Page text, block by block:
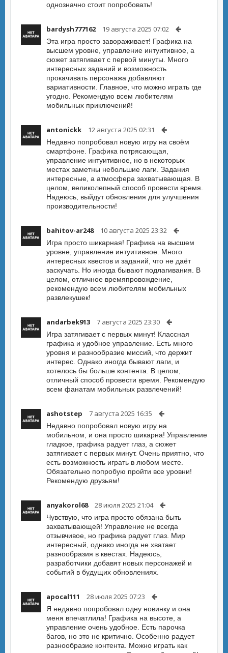
однозначно стоит попробовать!
bardysh777162 19 августа 2025 07:02
Эта игра просто завораживает! Графика на
высшем уровне, управление интуитивное, а
сюжет затягивает с первой минуты. Много
интересных заданий и возможность
прокачивать персонажа добавляют
вариативности. Главное, что можно играть где
угодно. Рекомендую всем любителям
мобильных приключений!
antonickk 12 августа 2025 02:31
Недавно попробовал новую игру на своём
смартфоне. Графика потрясающая,
управление интуитивное, но в некоторых
местах заметны небольшие лаги. Задания
интересные, а атмосфера захватывающая. В
целом, великолепный способ провести время.
Надеюсь, выйдут обновления для улучшения
производительности!
bahitov-ar248 10 августа 2025 23:32
Игра просто шикарная! Графика на высшем
уровне, управление интуитивное. Много
интересных квестов и заданий, что не даёт
заскучать. Но иногда бывают подлагивания. В
целом, отличное времяпровождение,
рекомендую всем любителям мобильных
развлекушек!
andarbek913 7 августа 2025 23:30
Игра затягивает с первых минут! Классная
графика и удобное управление. Есть много
уровня и разнообразие миссий, что держит
интерес. Однако иногда бывают лаги, и
хотелось бы больше контента. В целом,
отличный способ провести время. Рекомендую
всем фанатам мобильных развлечений!
ashotstep 7 августа 2025 16:35
Недавно попробовал новую игру на
мобильном, и она просто шикарна! Управление
гладкое, графика радует глаз, а сюжет
затягивает с первых минут. Очень приятно, что
есть возможность играть в любом месте.
Обязательно попробую пройти все уровни!
Рекомендую друзьям!
anyakorol68 28 июля 2025 21:04
Чувствую, что игра просто обязана быть
захватывающей! Управление не всегда
отзывчивое, но графика радует глаз. Мир
интересный, однако иногда не хватает
разнообразия в квестах. Надеюсь,
разработчики добавят новых персонажей и
событий в будущих обновлениях.
apocal111 28 июля 2025 07:23
Я недавно попробовал одну новинку и она
меня впечатлила! Графика на высоте, а
управление очень удобное. Есть парочка
багов, но это не критично. Особенно радует
разнообразие контента. Можно играть как